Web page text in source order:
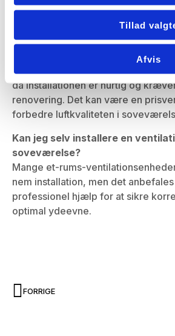
Tillad
Afvis
hjælper med at reducere CO2-
Er et-rums-ventilation dyrt at
Et-rums-ventilation er generelt en
da installationen er hurtig og
renovering. Det kan være en
forbedre luftkvaliteten i
Kan jeg selv installere en
soveværelse?
Mange et-rums-
nem installation, men det
professionel hjælp for at sikre
optimal ydeevne.
FORRIGE